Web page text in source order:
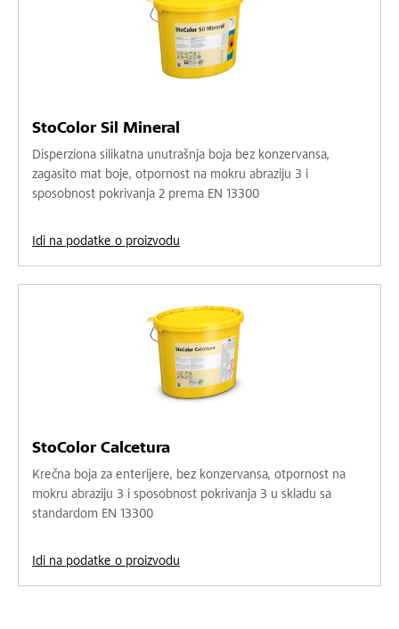
StoColor Sil Mineral
Disperziona silikatna unutrašnja boja bez konzervansa,
zagasito mat boje, otpornost na mokru abraziju 3 i
sposobnost pokrivanja 2 prema EN 13300
Idi na podatke o proizvodu
StoColor Calcetura
Krečna boja za enterijere, bez konzervansa, otpornost na
mokru abraziju 3 i sposobnost pokrivanja 3 u skladu sa
standardom EN 13300
Idi na podatke o proizvodu